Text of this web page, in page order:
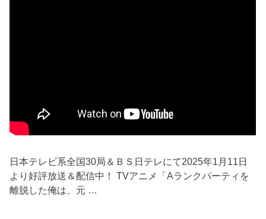
日本テレビ系全国30局＆ＢＳ日テレにて2025年1月11日
より好評放送＆配信中！ TVアニメ「Aランクパーティを
離脱した俺は、元 …